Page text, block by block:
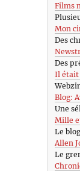
Films
Mon
Des
Des
Il était
Blog:
Une
Mille
Le
Allen
Le